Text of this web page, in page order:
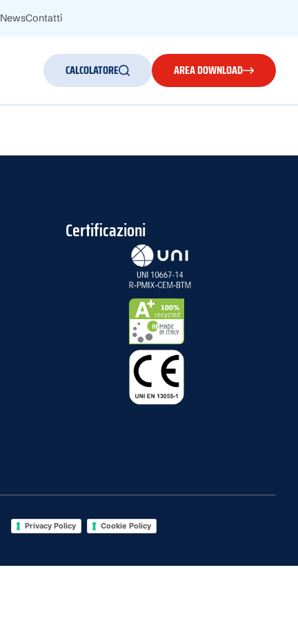
NewsContatti
AREA DOWNLOAD
CALCOLATORE
Certificazioni
Privacy Policy Cookie Policy